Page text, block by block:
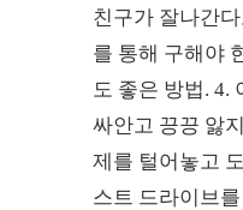
친구가 잘나간
를 통해 구해야
도 좋은 방법. 4.
싸안고 끙끙 앓
제를 털어놓고
스트 드라이브